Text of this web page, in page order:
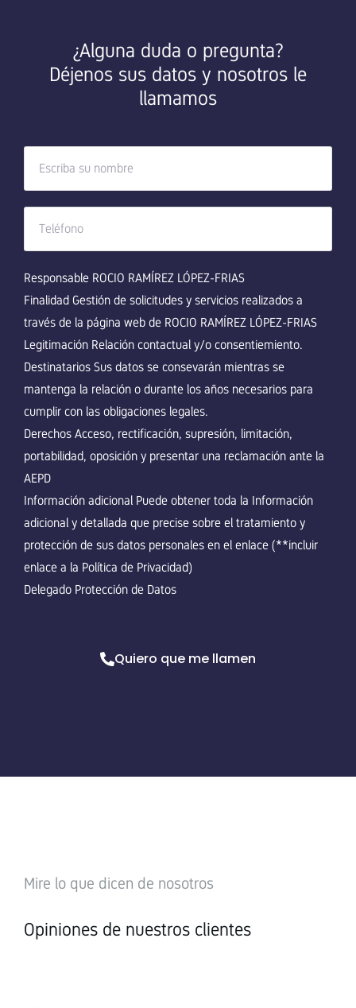
¿Alguna duda o pregunta?
Déjenos sus datos y nosotros le
llamamos
Responsable ROCIO RAMÍREZ LÓPEZ-FRIAS
Finalidad Gestión de solicitudes y servicios realizados a
través de la página web de ROCIO RAMÍREZ LÓPEZ-FRIAS
Legitimación Relación contactual y/o consentiemiento.
Destinatarios Sus datos se consevarán mientras se
mantenga la relación o durante los años necesarios para
cumplir con las obligaciones legales.
Derechos Acceso, rectificación, supresión, limitación,
portabilidad, oposición y presentar una reclamación ante la
AEPD
Información adicional Puede obtener toda la Información
adicional y detallada que precise sobre el tratamiento y
protección de sus datos personales en el enlace (**incluir
enlace a la Política de Privacidad)
Delegado Protección de Datos
Quiero que me llamen
Mire lo que dicen de nosotros
Opiniones de nuestros clientes